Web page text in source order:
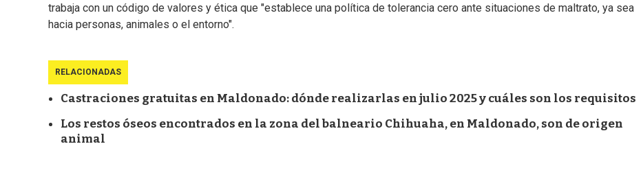
trabaja con un código de valores y ética que "establece una política de tolerancia cero ante situaciones de maltrato, ya sea
hacia personas, animales o el entorno".
RELACIONADAS
Castraciones gratuitas en Maldonado: dónde realizarlas en julio 2025 y cuáles son los requisitos
Los restos óseos encontrados en la zona del balneario Chihuaha, en Maldonado, son de origen
animal